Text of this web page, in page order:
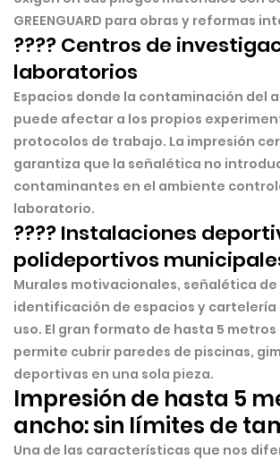
GREENGUARD para obras y reformas
???? Centros de
laboratorios
Espacios donde la contaminación del
puede afectar a los propios
protocolos de trabajo. La impresión
garantiza que la señalética no
contaminantes en el ambiente
laboratorio.
???? Instalaciones
polideportivos
Murales motivacionales, señalética
identificación de espacios y cartelería
uso. El gran formato de hasta 5
permite cubrir paredes de piscinas,
deportivas en una sola pieza.
Impresión de hasta 5
ancho: sin límites de
Una de las características que nos